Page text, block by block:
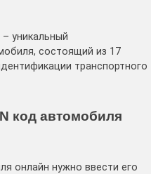
уникальный
состоящий из 17
транспортного
код автомобиля
онлайн нужно ввести его